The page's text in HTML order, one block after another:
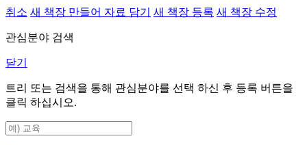
취소 새 책장 만들어 자료 담기 새 책장 등록 새 책장 수정
관심분야 검색
닫기
트리 또는 검색을 통해 관심분야를 선택 하신 후 등록 버튼을
클릭 하십시오.